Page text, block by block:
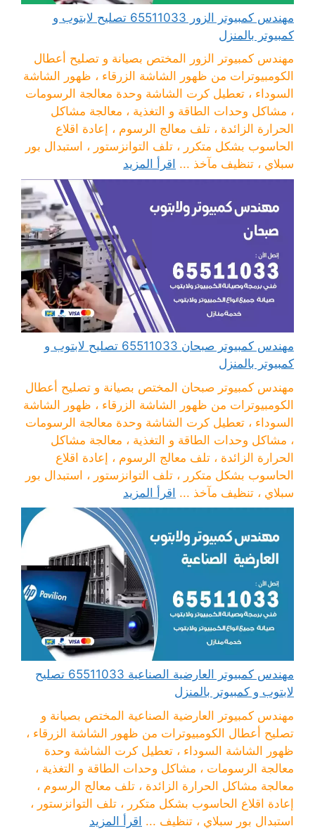
مهندس كمبيوتر الزور 65511033 تصليح لابتوب و
كمبيوتر بالمنزل
مهندس كمبيوتر الزور المختص بصيانة و تصليح أعطال
الكومبيوترات من ظهور الشاشة الزرقاء ، ظهور الشاشة
السوداء ، تعطيل كرت الشاشة وحدة معالجة الرسومات
، مشاكل وحدات الطاقة و التغذية ، معالجة مشاكل
الحرارة الزائدة ، تلف معالج الرسوم ، إعادة اقلاع
الحاسوب بشكل متكرر ، تلف التوانزستور ، استبدال بور
سبلاي ، تنظيف مآخذ ... اقرأ المزيد
مهندس كمبيوتر صبحان 65511033 تصليح لابتوب و
كمبيوتر بالمنزل
مهندس كمبيوتر صبحان المختص بصيانة و تصليح أعطال
الكومبيوترات من ظهور الشاشة الزرقاء ، ظهور الشاشة
السوداء ، تعطيل كرت الشاشة وحدة معالجة الرسومات
، مشاكل وحدات الطاقة و التغذية ، معالجة مشاكل
الحرارة الزائدة ، تلف معالج الرسوم ، إعادة اقلاع
الحاسوب بشكل متكرر ، تلف التوانزستور ، استبدال بور
سبلاي ، تنظيف مآخذ ... اقرأ المزيد
مهندس كمبيوتر العارضية الصناعية 65511033 تصليح
لابتوب و كمبيوتر بالمنزل
مهندس كمبيوتر العارضية الصناعية المختص بصيانة و
تصليح أعطال الكومبيوترات من ظهور الشاشة الزرقاء ،
ظهور الشاشة السوداء ، تعطيل كرت الشاشة وحدة
معالجة الرسومات ، مشاكل وحدات الطاقة و التغذية ،
معالجة مشاكل الحرارة الزائدة ، تلف معالج الرسوم ،
إعادة اقلاع الحاسوب بشكل متكرر ، تلف التوانزستور ،
استبدال بور سبلاي ، تنظيف ... اقرأ المزيد